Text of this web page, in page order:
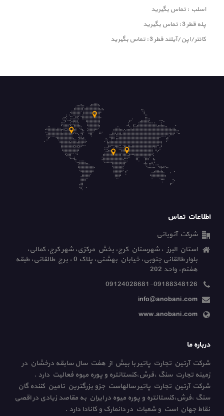
اسلب : تماس بگیرید
پله قطر 3 : تماس بگیرید
کانتر/اپن/آیلند قطر 3 : تماس بگیرید
اطلاعات تماس
شرکت آنوبانی
استان البرز ، شهرستان کرج، بخش مرکزی، شهر کرج، کمالی،
بلوار طالقانی جنوبی، خیابان بهشتی، پلاک 0 ، برج طالقانی، طبقه
هفتم، واحد 202
09124028681-09188348126
info@anobani.com
www.anobani.com
درباره ما
شرکت آرتین تجارت پاتیر با بیش از هفت سال سابقه درخشان در
زمینه تجارت سنگ ،فرش،کنستانتره و پوره میوه فعالیت دارد .
شرکت آرتین تجارت پاتیر سالهاست جزو بزرگترین تامین کننده گان
سنگ ،فرش،کنستانتره و پوره میوه در ایران به مقاصد زیادی در اقصی
نقاط جهان است و شعبات در دانمارک و کانادا دارد .